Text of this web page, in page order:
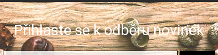
Přihlaste se k odběru novinek